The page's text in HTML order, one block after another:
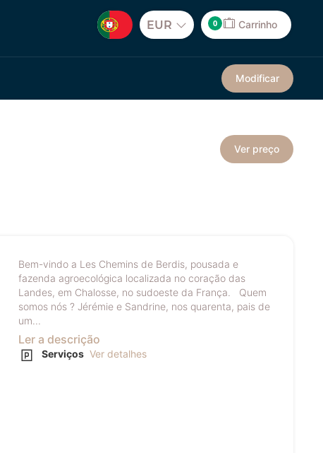
EUR 0 Carrinho
Modificar
Ver preço
Bem-vindo a Les Chemins de Berdis, pousada e
fazenda agroecológica localizada no coração das
Landes, em Chalosse, no sudoeste da França. Quem
somos nós ? Jérémie e Sandrine, nos quarenta, pais de
um...
Ler a descrição
Serviços Ver detalhes